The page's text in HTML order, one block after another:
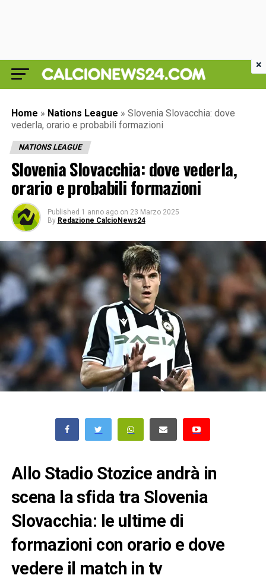
Home » Nations League » Slovenia Slovacchia: dove
vederla, orario e probabili formazioni
NATIONS LEAGUE
Slovenia Slovacchia: dove vederla,
orario e probabili formazioni
Published 1 anno ago on 23 Marzo 2025
By Redazione CalcioNews24
Allo Stadio Stozice andrà in
scena la sfida tra Slovenia
Slovacchia: le ultime di
formazioni con orario e dove
vedere il match in tv
×